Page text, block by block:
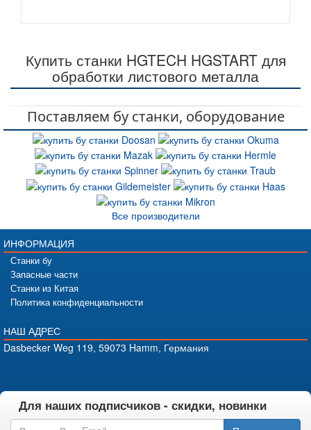
Купить станки HGTECH HGSTART для
обработки листового металла
Поставляем бу станки, оборудование
Все производители
ИНФОРМАЦИЯ
Станки бу
Запасные части
Станки из Китая
Политика конфиденциальности
НАШ АДРЕС
Dasbecker Weg 119, 59073 Hamm, Германия
Для наших подписчиков - скидки, новинки